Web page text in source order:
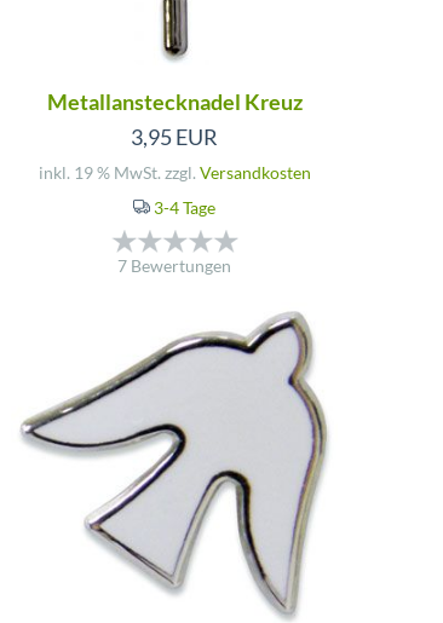
Metallanstecknadel Kreuz
3,95 EUR
inkl. 19 % MwSt. zzgl. Versandkosten
3-4 Tage
7 Bewertungen